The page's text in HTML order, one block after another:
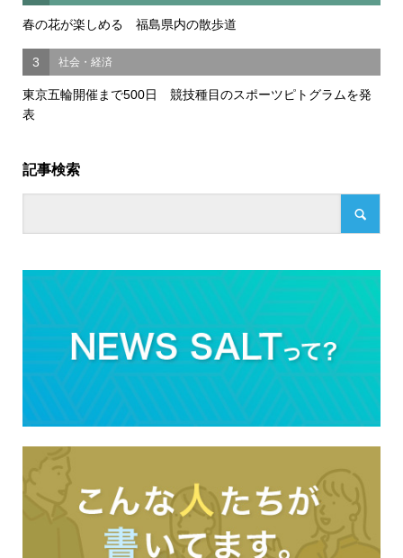
春の花が楽しめる 福島県内の散歩道
3 社会・経済
東京五輪開催まで500日 競技種目のスポーツピトグラムを発
表
記事検索